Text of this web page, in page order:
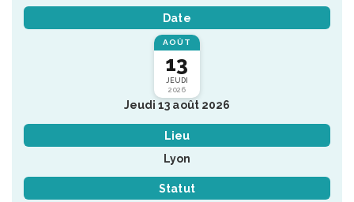
Date
AOÛT
13
JEUDI
2026
Jeudi 13 août 2026
Lieu
Lyon
Statut